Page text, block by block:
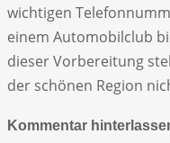
wichtigen
einem Automobilclub
dieser Vorbereitung
der schönen Region
Kommentar